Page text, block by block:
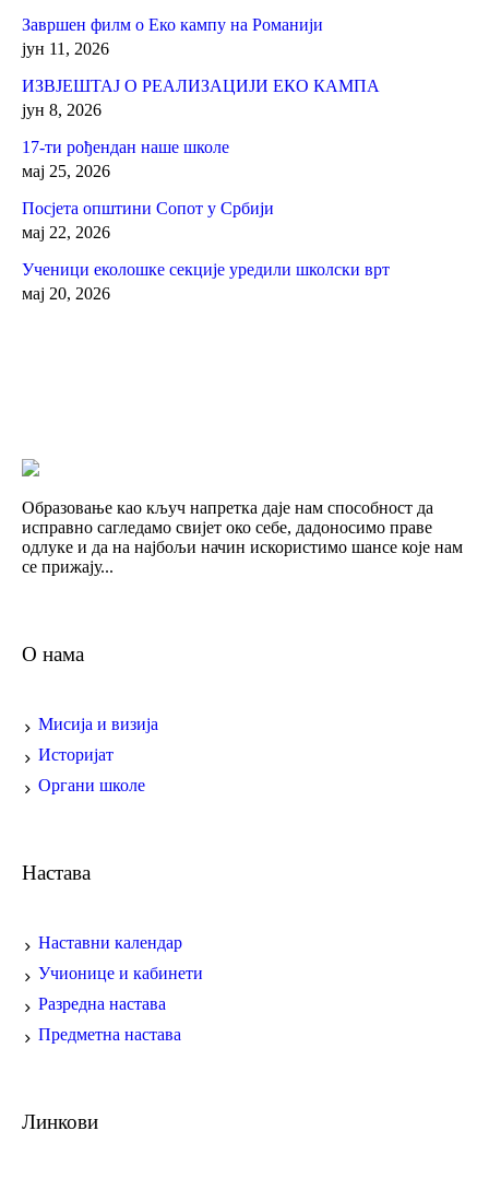
Завршен филм о Еко кампу на Романији
јун 11, 2026
ИЗВЈЕШТАЈ О РЕАЛИЗАЦИЈИ ЕКО КАМПА
јун 8, 2026
17-ти рођендан наше школе
мај 25, 2026
Посјета општини Сопот у Србији
мај 22, 2026
Ученици еколошке секције уредили школски врт
мај 20, 2026
Образовање као кључ напретка даје нам способност да
исправно сагледамо свијет око себе, дадоносимо праве
одлуке и да на најбољи начин искористимо шансе које нам
се прижају...
О нама
Мисија и визија
Историјат
Органи школе
Настава
Наставни календар
Учионице и кабинети
Разредна настава
Предметна настава
Линкови